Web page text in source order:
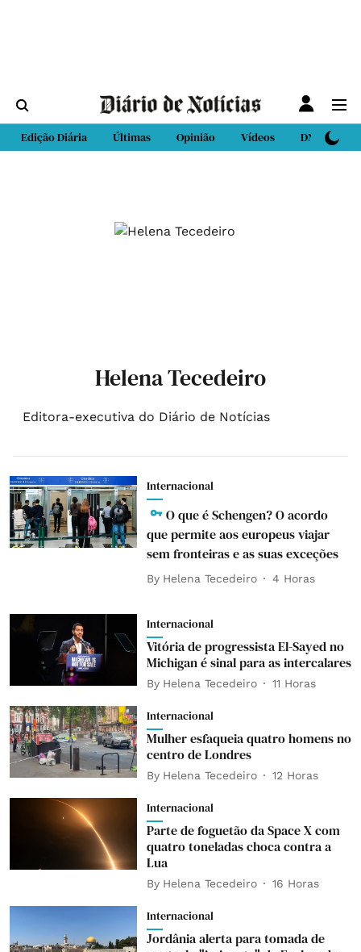
Edição Diária Últimas Opinião Vídeos DN Sport
Helena Tecedeiro
Editora-executiva do Diário de Notícias
Internacional
O que é Schengen? O acordo
que permite aos europeus viajar
sem fronteiras e as suas exceções
By Helena Tecedeiro 4 Horas
Internacional
Vitória de progressista El-Sayed no
Michigan é sinal para as intercalares
By Helena Tecedeiro 11 Horas
Internacional
Mulher esfaqueia quatro homens no
centro de Londres
By Helena Tecedeiro 12 Horas
Internacional
Parte de foguetão da Space X com
quatro toneladas choca contra a
Lua
By Helena Tecedeiro 16 Horas
Internacional
Jordânia alerta para tomada de